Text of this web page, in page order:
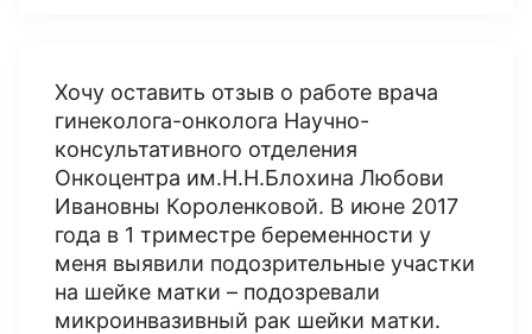
Хочу оставить отзыв о работе врача
гинеколога-онколога Научно-
консультативного отделения
Онкоцентра им.Н.Н.Блохина Любови
Ивановны Короленковой. В июне 2017
года в 1 триместре беременности у
меня выявили подозрительные участки
на шейке матки – подозревали
микроинвазивный рак шейки матки.